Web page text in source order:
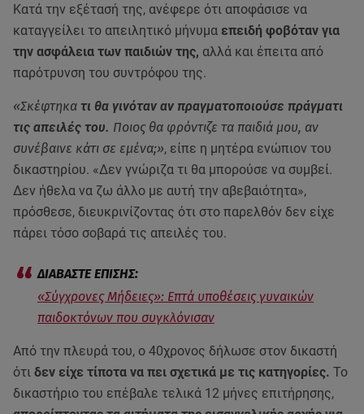
Κατά την εξέτασή της, ανέφερε ότι αποφάσισε να
καταγγείλει το απειλητικό μήνυμα επειδή φοβόταν για
την ασφάλεια των παιδιών της, αλλά και έπειτα από
παρότρυνση του συντρόφου της.
«Σκέφτηκα τι θα γινόταν αν πραγματοποιούσε πράγματι
τις απειλές του. Ποιος θα φρόντιζε τα παιδιά μου, αν
συνέβαινε κάτι σε εμένα;», είπε η μητέρα ενώπιον του
δικαστηρίου. «Δεν γνώριζα τι θα μπορούσε να συμβεί.
Δεν ήθελα να ζω άλλο με αυτή την αβεβαιότητα»,
πρόσθεσε, διευκρινίζοντας ότι στο παρελθόν δεν είχε
πάρει τόσο σοβαρά τις απειλές του.
«Σύγχρονες Μήδειες»: Επτά υποθέσεις γυναικών
παιδοκτόνων που συγκλόνισαν
Από την πλευρά του, ο 40χρονος δήλωσε στον δικαστή
ότι δεν είχε τίποτα να πει σχετικά με τις κατηγορίες. Το
δικαστήριο του επέβαλε τελικά 12 μήνες επιτήρησης,